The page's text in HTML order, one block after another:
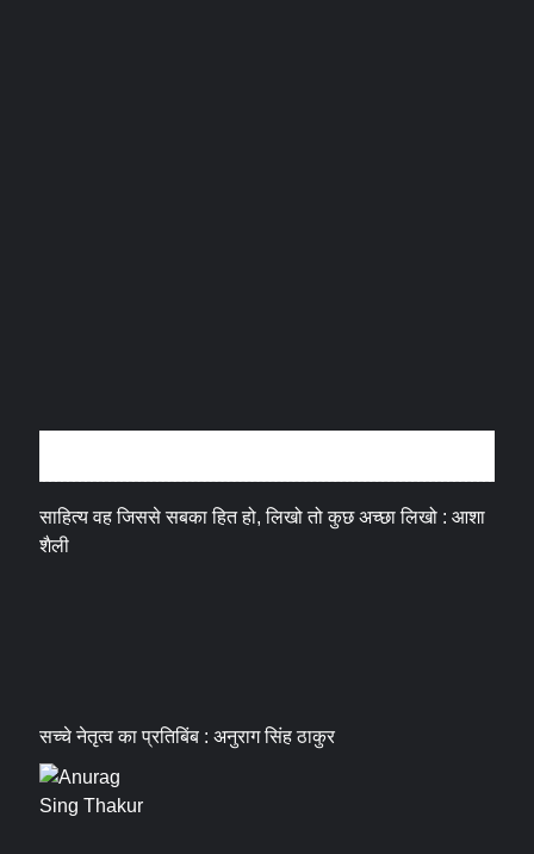
साहित्य वह जिससे सबका हित हो, लिखो तो कुछ अच्छा लिखो : आशा
शैली
सच्चे नेतृत्व का प्रतिबिंब : अनुराग सिंह ठाकुर